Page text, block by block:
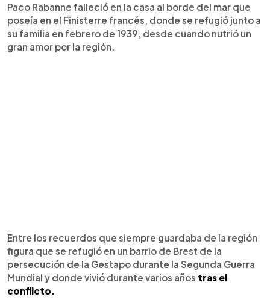
Paco Rabanne falleció en la casa al borde del mar que
poseía en el Finisterre francés, donde se refugió junto a
su familia en febrero de 1939, desde cuando nutrió un
gran amor por la región.
Entre los recuerdos que siempre guardaba de la región
figura que se refugió en un barrio de Brest de la
persecución de la Gestapo durante la Segunda Guerra
Mundial y donde vivió durante varios años tras el
conflicto.